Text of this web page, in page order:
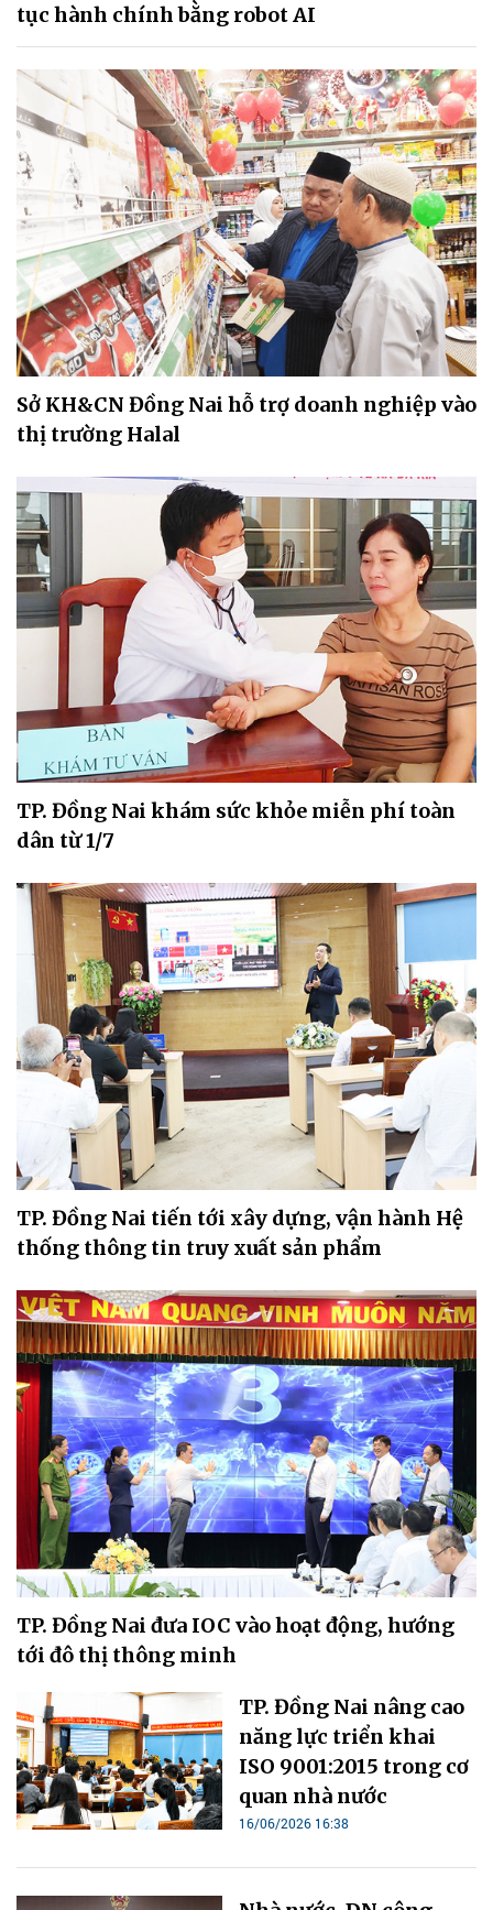
tục hành chính bằng robot AI
Sở KH&CN Đồng Nai hỗ trợ doanh nghiệp vào
thị trường Halal
TP. Đồng Nai khám sức khỏe miễn phí toàn
dân từ 1/7
TP. Đồng Nai tiến tới xây dựng, vận hành Hệ
thống thông tin truy xuất sản phẩm
TP. Đồng Nai đưa IOC vào hoạt động, hướng
tới đô thị thông minh
TP. Đồng Nai nâng cao
năng lực triển khai
ISO 9001:2015 trong cơ
quan nhà nước
16/06/2026 16:38